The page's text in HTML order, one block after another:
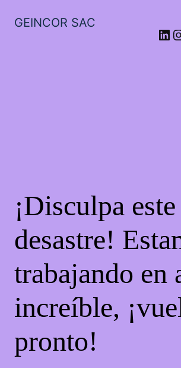
GEINCOR SAC
¡Disculpa este
desastre!
trabajando en
increíble,
pronto!